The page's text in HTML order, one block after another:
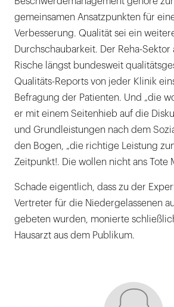
gemeinsamen Ansatzpunkten für
Verbesserung. Qualität sei ein
Durchschaubarkeit. Der Reha-
Rische längst bundesweit
Qualitäts-Reports von jeder Klinik
Befragung der Patienten. Und „die
er mit einem Seitenhieb auf die
und Grundleistungen nach dem
den Bogen, „die richtige Leistung
Zeitpunkt!. Die wollen nicht ans Tote
Schade eigentlich, dass zu der
Vertreter für die Niedergelassenen
gebeten wurden, monierte
Hausarzt aus dem Publikum.